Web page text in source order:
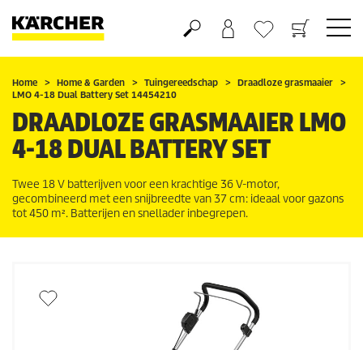
Boodschappenmandje
Verlanglijstje
Home Home & Garden Tuingereedschap
Draadloze grasmaaier
LMO 4-18 Dual Battery Set 14454210
DRAADLOZE GRASMAAIER LMO
4-18 DUAL BATTERY SET
Twee 18 V batterijven voor een krachtige 36 V-motor,
gecombineerd met een snijbreedte van 37 cm: ideaal voor gazons
tot 450 m². Batterijen en snellader inbegrepen.